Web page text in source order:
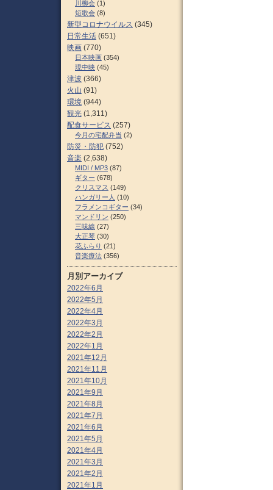
川柳会 (1)
短歌会 (8)
新型コロナウイルス (345)
日常生活 (651)
映画 (770)
日本映画 (354)
現中映 (45)
津波 (366)
火山 (91)
環境 (944)
観光 (1,311)
配食サービス (257)
今月の宅配弁当 (2)
防災・防犯 (752)
音楽 (2,638)
MIDI / MP3 (87)
ギター (678)
クリスマス (149)
ハンガリー人 (10)
フラメンコギター (34)
マンドリン (250)
三味線 (27)
大正琴 (30)
花ふらり (21)
音楽療法 (356)
月別アーカイブ
2022年6月
2022年5月
2022年4月
2022年3月
2022年2月
2022年1月
2021年12月
2021年11月
2021年10月
2021年9月
2021年8月
2021年7月
2021年6月
2021年5月
2021年4月
2021年3月
2021年2月
2021年1月